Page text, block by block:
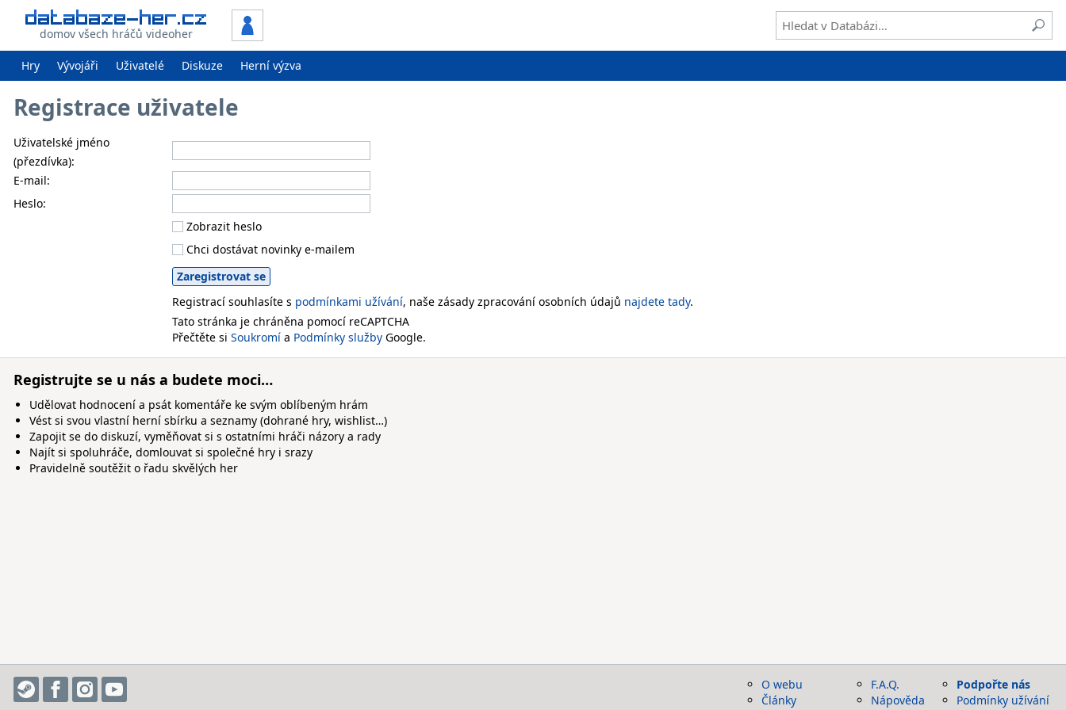
domov všech hráčů videoher
Hry Vývojáři Uživatelé Diskuze Herní výzva
Registrace uživatele
Uživatelské jméno
(přezdívka):
E-mail:
Heslo:
Zobrazit heslo
Chci dostávat novinky e-mailem
Registrací souhlasíte s podmínkami užívání, naše zásady zpracování osobních údajů najdete tady.
Tato stránka je chráněna pomocí reCAPTCHA
Přečtěte si Soukromí a Podmínky služby Google.
Registrujte se u nás a budete moci…
Udělovat hodnocení a psát komentáře ke svým oblíbeným hrám
Vést si svou vlastní herní sbírku a seznamy (dohrané hry, wishlist…)
Zapojit se do diskuzí, vyměňovat si s ostatními hráči názory a rady
Najít si spoluhráče, domlouvat si společné hry i srazy
Pravidelně soutěžit o řadu skvělých her
O webu
Články
F.A.Q.
Nápověda
Podpořte nás
Podmínky užívání